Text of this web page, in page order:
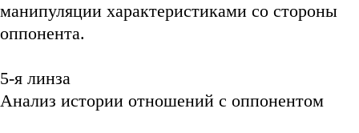
манипуляции характеристиками со стороны
оппонента.
5-я линза
Анализ истории отношений с оппонентом